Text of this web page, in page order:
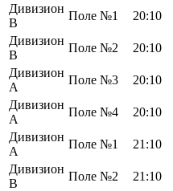
Дивизион
B
Поле №1 20:10
Дивизион
B
Поле №2 20:10
Дивизион
А
Поле №3 20:10
Дивизион
А
Поле №4 20:10
Дивизион
А
Поле №1 21:10
Дивизион
B
Поле №2 21:10